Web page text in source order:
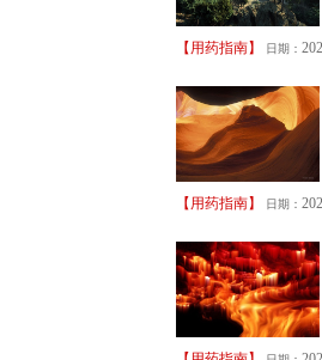
【 用药指南】 日期：
【 用药指南】 日期：